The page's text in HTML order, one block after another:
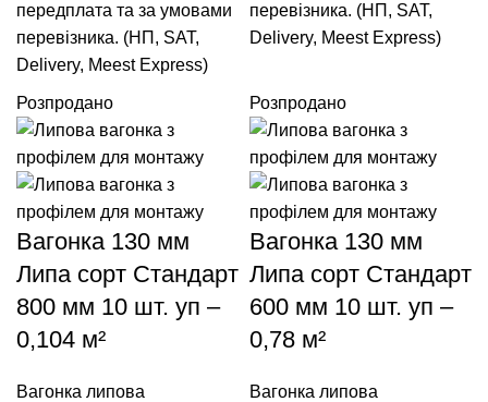
передплата та за умовами
перевізника. (НП, SAT,
Delivery, Meest Express)
перевізника. (НП, SAT,
Delivery, Meest Express)
Розпродано
Вагонка 130 мм
Липа сорт Стандарт
800 мм 10 шт. уп –
0,104 м²
Вагонка липова
Розпродано
Вагонка 130 мм
Липа сорт Стандарт
600 мм 10 шт. уп –
0,78 м²
Вагонка липова